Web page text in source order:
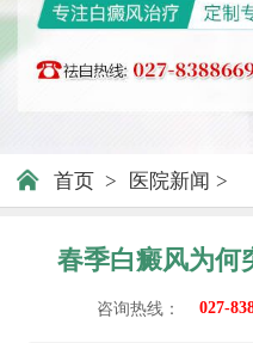
首页 > 医院新闻 >
春季白癜风为何
咨询热线： 027-